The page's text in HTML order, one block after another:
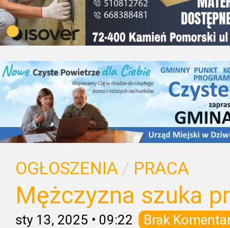
OGŁOSZENIA / PRACA
Mężczyzna szuka
sty 13, 2025 • 09:22 Brak